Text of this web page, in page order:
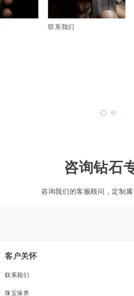
联系我们
咨询钻石
咨询我们的客服顾问，定制
客户关怀
联系我们
珠宝保养